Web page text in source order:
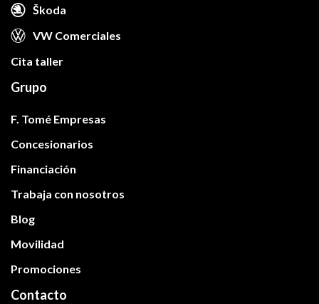
Škoda
VW Comerciales
Cita taller
Grupo
F. Tomé Empresas
Concesionarios
Financiación
Trabaja con nosotros
Blog
Movilidad
Promociones
Contacto